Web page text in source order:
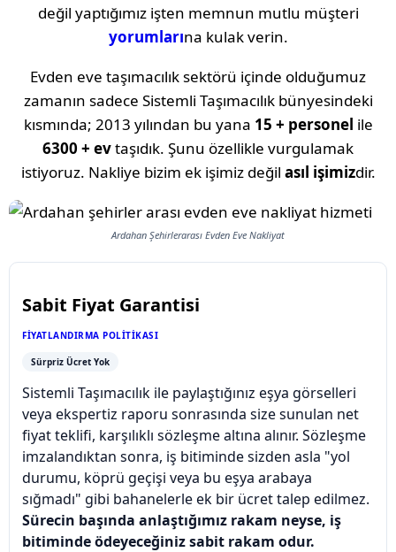
değil yaptığımız işten memnun mutlu müşteri
yorumlarına kulak verin.
Evden eve taşımacılık sektörü içinde olduğumuz
zamanın sadece Sistemli Taşımacılık bünyesindeki
kısmında; 2013 yılından bu yana 15 + personel ile
6300 + evtaşıdık. Şunu özellikle vurgulamak
istiyoruz. Nakliye bizim ek işimiz değil asıl işimizdir.
Ardahan Şehirlerarası Evden Eve Nakliyat
Sabit Fiyat Garantisi
FIYATLANDIRMA POLITIKASI
Sürpriz Ücret Yok
Sistemli Taşımacılık ile paylaştığınız eşya görselleri
veya ekspertiz raporu sonrasında size sunulan net
fiyat teklifi, karşılıklı sözleşme altına alınır. Sözleşme
imzalandıktan sonra, iş bitiminde sizden asla "yol
durumu, köprü geçişi veya bu eşya arabaya
sığmadı" gibi bahanelerle ek bir ücret talep edilmez.
Sürecin başında anlaştığımız rakam neyse, iş
bitiminde ödeyeceğiniz sabit rakam odur.